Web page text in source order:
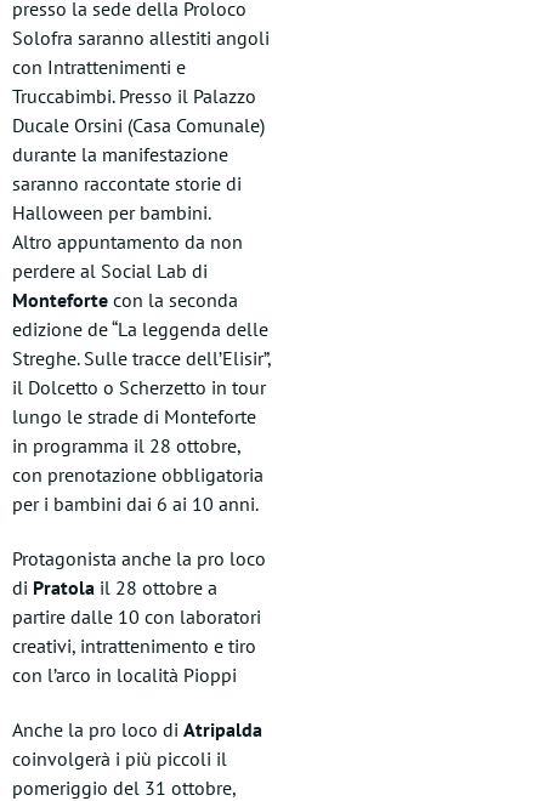
presso la sede della Proloco
Solofra saranno allestiti angoli
con Intrattenimenti e
Truccabimbi. Presso il Palazzo
Ducale Orsini (Casa Comunale)
durante la manifestazione
saranno raccontate storie di
Halloween per bambini.
Altro appuntamento da non
perdere al Social Lab di
Monteforte con la seconda
edizione de “La leggenda delle
Streghe. Sulle tracce dell’Elisir”,
il Dolcetto o Scherzetto in tour
lungo le strade di Monteforte
in programma il 28 ottobre,
con prenotazione obbligatoria
per i bambini dai 6 ai 10 anni.
Protagonista anche la pro loco
di Pratola il 28 ottobre a
partire dalle 10 con laboratori
creativi, intrattenimento e tiro
con l’arco in località Pioppi
Anche la pro loco di Atripalda
coinvolgerà i più piccoli il
pomeriggio del 31 ottobre,